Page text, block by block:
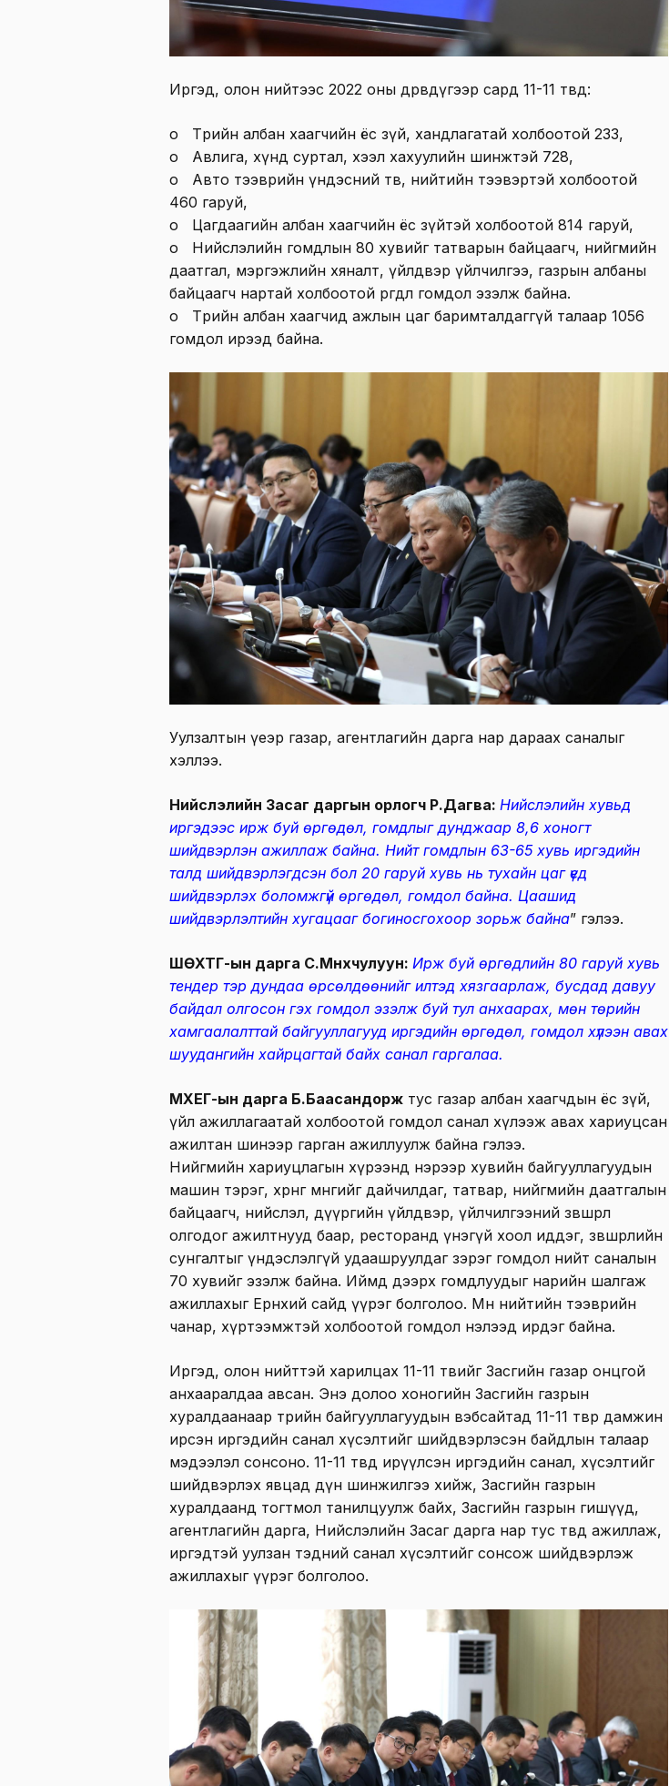
Иргэд, олон нийтээс 2022 оны дөрөвдүгээр сард 11-11 төвд:
o Төрийн албан хаагчийн ёс зүй, хандлагатай холбоотой 233,
o Авлига, хүнд суртал, хээл хахуулийн шинжтэй 728,
o Авто тээврийн үндэсний төв, нийтийн тээвэртэй холбоотой
460 гаруй,
o Цагдаагийн албан хаагчийн ёс зүйтэй холбоотой 814 гаруй,
o Нийслэлийн гомдлын 80 хувийг татварын байцаагч, нийгмийн
даатгал, мэргэжлийн хяналт, үйлдвэр үйлчилгээ, газрын албаны
байцаагч нартай холбоотой өргөдөл гомдол эзэлж байна.
o Төрийн албан хаагчид ажлын цаг баримталдаггүй талаар 1056
гомдол ирээд байна.
Уулзалтын үеэр газар, агентлагийн дарга нар дараах саналыг
хэллээ.
Нийслэлийн Засаг даргын орлогч Р.Дагва: Нийслэлийн хувьд
иргэдээс ирж буй өргөдөл, гомдлыг дунджаар 8,6 хоногт
шийдвэрлэн ажиллаж байна. Нийт гомдлын 63-65 хувь иргэдийн
талд шийдвэрлэгдсэн бол 20 гаруй хувь нь тухайн цаг үед
шийдвэрлэх боломжгүй өргөдөл, гомдол байна. Цаашид
шийдвэрлэлтийн хугацааг богиносгохоор зорьж байна” гэлээ.
ШӨХТГ-ын дарга С.Мөнхчулуун: Ирж буй өргөдлийн 80 гаруй хувь
тендер тэр дундаа өрсөлдөөнийг илтэд хязгаарлаж, бусдад давуу
байдал олгосон гэх гомдол эзэлж буй тул анхаарах, мөн төрийн
хамгаалалттай байгууллагууд иргэдийн өргөдөл, гомдол хүлээн авах
шуудангийн хайрцагтай байх санал гаргалаа.
МХЕГ-ын дарга Б.Баасандорж тус газар албан хаагчдын ёс зүй,
үйл ажиллагаатай холбоотой гомдол санал хүлээж авах хариуцсан
ажилтан шинээр гарган ажиллуулж байна гэлээ.
Нийгмийн хариуцлагын хүрээнд нэрээр хувийн байгууллагуудын
машин тэрэг, хөрөнгө мөнгийг дайчилдаг, татвар, нийгмийн даатгалын
байцаагч, нийслэл, дүүргийн үйлдвэр, үйлчилгээний зөвшөөрөл
олгодог ажилтнууд баар, ресторанд үнэгүй хоол иддэг, зөвшөөрлийн
сунгалтыг үндэслэлгүй удаашруулдаг зэрэг гомдол нийт саналын
70 хувийг эзэлж байна. Иймд дээрх гомдлуудыг нарийн шалгаж
ажиллахыг Ерөнхий сайд үүрэг болголоо. Мөн нийтийн тээврийн
чанар, хүртээмжтэй холбоотой гомдол нэлээд ирдэг байна.
Иргэд, олон нийттэй харилцах 11-11 төвийг Засгийн газар онцгой
анхааралдаа авсан. Энэ долоо хоногийн Засгийн газрын
хуралдаанаар төрийн байгууллагуудын вэбсайтад 11-11 төвөөр дамжин
ирсэн иргэдийн санал хүсэлтийг шийдвэрлэсэн байдлын талаар
мэдээлэл сонсоно. 11-11 төвд ирүүлсэн иргэдийн санал, хүсэлтийг
шийдвэрлэх явцад дүн шинжилгээ хийж, Засгийн газрын
хуралдаанд тогтмол танилцуулж байх, Засгийн газрын гишүүд,
агентлагийн дарга, Нийслэлийн Засаг дарга нар тус төвд ажиллаж,
иргэдтэй уулзан тэдний санал хүсэлтийг сонсож шийдвэрлэж
ажиллахыг үүрэг болголоо.